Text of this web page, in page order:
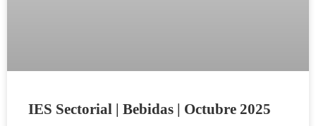
IES Sectorial | Bebidas | Octubre 2025